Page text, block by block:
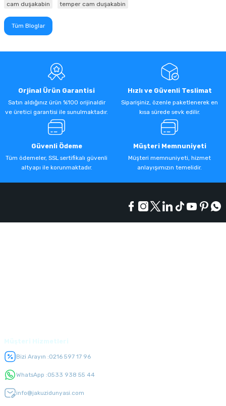
cam duşakabin
temper cam duşakabin
Tüm Bloglar
Orjinal Ürün Garantisi
Satın aldığınız ürün %100 orijinaldir
ve üretici garantisi ile sunulmaktadır.
Hızlı ve Güvenli Teslimat
Siparişiniz, özenle paketlenerek en
kısa sürede sevk edilir.
Güvenli Ödeme
Tüm ödemeler, SSL sertifikalı güvenli
altyapı ile korunmaktadır.
Müşteri Memnuniyeti
Müşteri memnuniyeti, hizmet
anlayışımızın temelidir.
Bizi Arayın :0216 597 17 96
WhatsApp :0533 938 55 44
info@jakuzidunyasi.com